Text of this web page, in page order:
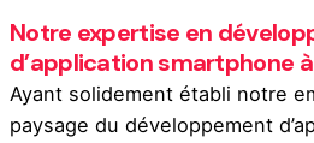
Notre expertise en
d’application smartphone
Ayant solidement établi notre
paysage du développement